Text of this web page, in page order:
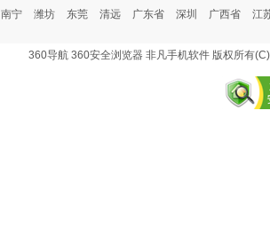
南宁 潍坊 东莞 清远 广东省 深圳 广西省 江
360导航 360安全浏览器 非凡手机软件 版权所有